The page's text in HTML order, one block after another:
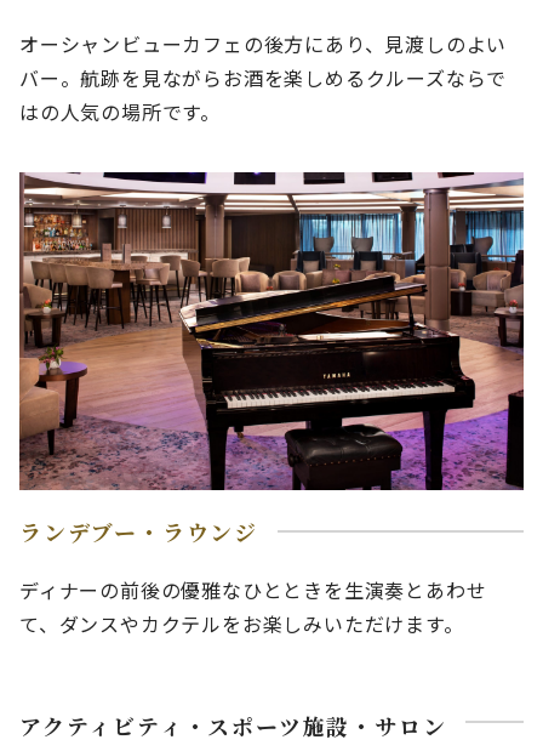
オーシャンビューカフェの後方にあり、見渡しのよい
バー。航跡を見ながらお酒を楽しめるクルーズならで
はの人気の場所です。
ランデブー・ラウンジ
ディナーの前後の優雅なひとときを生演奏とあわせ
て、ダンスやカクテルをお楽しみいただけます。
アクティビティ・スポーツ施設・サロン